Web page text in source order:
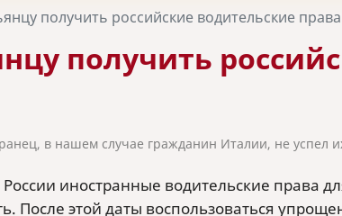
получить российские водительские
получить
в нашем случае гражданин Италии, не успел
России иностранные водительские права
После этой даты воспользоваться